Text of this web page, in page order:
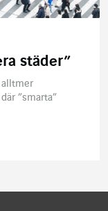
städer”
alltmer
”smarta”